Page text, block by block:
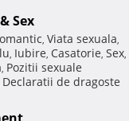
Sex
, Viata sexuala,
, Iubire, Casatorie, Sex,
, Pozitii sexuale
Declaratii de dragoste